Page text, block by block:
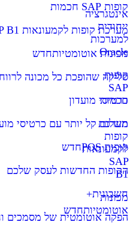
אינטגרציה
ייחודית
למערכות
Oracle
קופות
SAP
חכמות
מערכת
קופות
לקמעונאות
SAP
B1
מכונות
אוטומטיותחדש
קופות SAP חכמות
מערכת קופות לקמעונאות SAP B1
מכונות אוטומטיותחדש
סליקה שהופכת כל מכונה
כרטיסי מועדון
תשלום קל יותר עם כרטיסי
קופות POS
חדש
הקופות החדשות לעסק שלכם
חשבונית+
הפקה אוטומטית של מסמכים